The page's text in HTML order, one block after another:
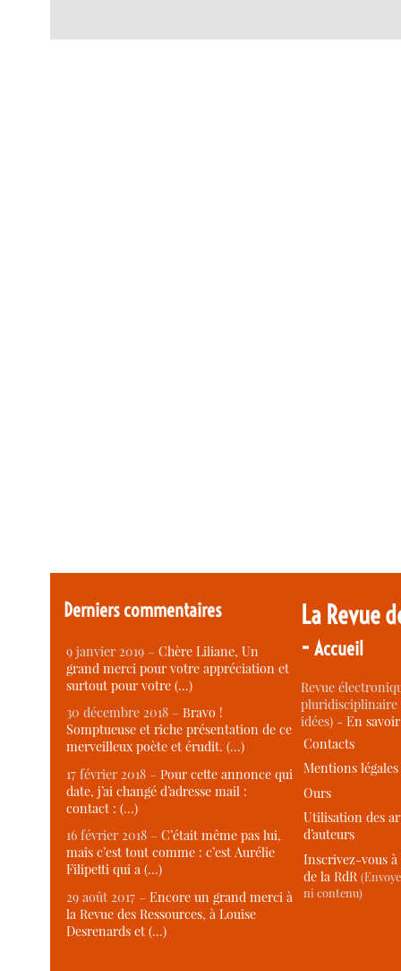
Derniers commentaires
9 janvier 2019 –Chère Liliane, Un
grand merci pour votre appréciation et
surtout pour votre (…)
30 décembre 2018 –Bravo !
Somptueuse et riche présentation de ce
merveilleux poète et érudit. (…)
17 février 2018 –Pour cette annonce qui
date, j’ai changé d’adresse mail :
contact : (…)
16 février 2018 –C’était même pas lui,
mais c’est tout comme : c’est Aurélie
Filipetti qui a (…)
29 août 2017 –Encore un grand merci à
la Revue des Ressources, à Louise
Desrenards et (…)
La Revue
-Accueil
Revue
idées) -En
Contacts
Mentions légales
Ours
Utilisation des
d’auteurs
Inscrivez-vous
de la RdR
ni contenu)